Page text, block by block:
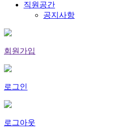
직원공간
공지사항
회원가입
로그인
로그아웃